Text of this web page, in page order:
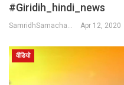
#giridih_hindi_news
Apr 12, 2020
वीडियो